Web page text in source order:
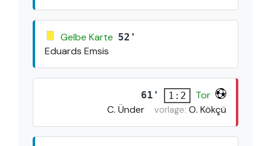
Gelbe Karte 52'
Eduards Emsis
61' 1:2
Tor
C. Ünder
vorlage: O. Kökçü